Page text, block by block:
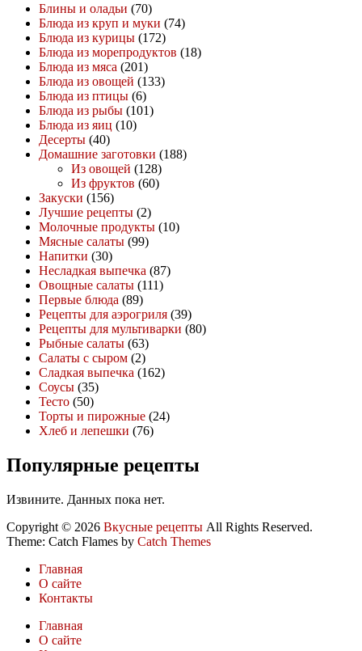
Блины и оладьи (70)
Блюда из круп и муки (74)
Блюда из курицы (172)
Блюда из морепродуктов (18)
Блюда из мяса (201)
Блюда из овощей (133)
Блюда из птицы (6)
Блюда из рыбы (101)
Блюда из яиц (10)
Десерты (40)
Домашние заготовки (188)
Из овощей (128)
Из фруктов (60)
Закуски (156)
Лучшие рецепты (2)
Молочные продукты (10)
Мясные салаты (99)
Напитки (30)
Несладкая выпечка (87)
Овощные салаты (111)
Первые блюда (89)
Рецепты для аэрогриля (39)
Рецепты для мультиварки (80)
Рыбные салаты (63)
Салаты с сыром (2)
Сладкая выпечка (162)
Соусы (35)
Тесто (50)
Торты и пирожные (24)
Хлеб и лепешки (76)
Популярные рецепты
Извините. Данных пока нет.
Copyright © 2026 Вкусные рецепты All Rights Reserved.
Theme: Catch Flames by Catch Themes
Главная
О сайте
Контакты
Главная
О сайте